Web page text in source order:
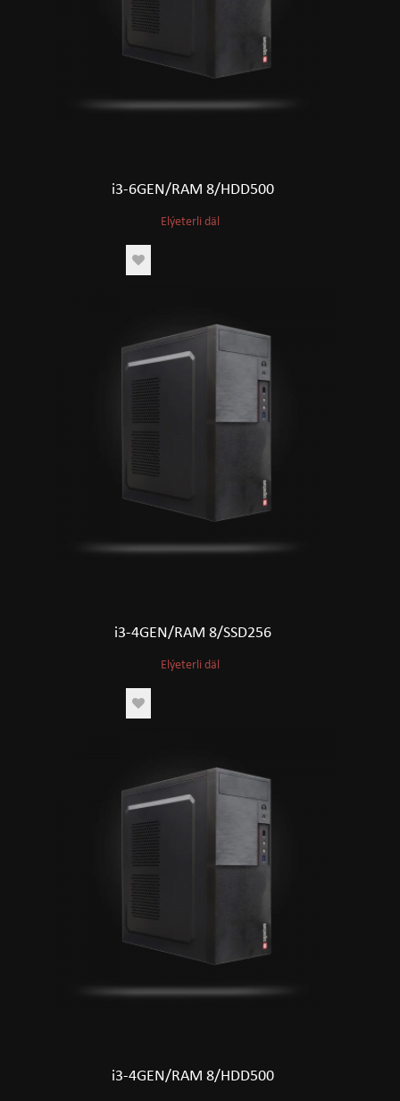
i3-6GEN/RAM 8/HDD500
Elýeterli däl
i3-4GEN/RAM 8/SSD256
Elýeterli däl
i3-4GEN/RAM 8/HDD500